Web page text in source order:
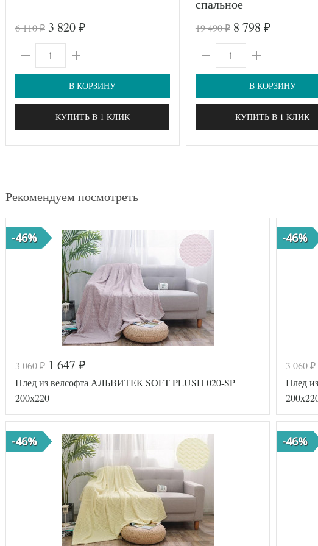
6 110₽ 3 820 ₽
В КОРЗИНУ
КУПИТЬ В 1 КЛИК
спальное
19 490₽ 8 798 ₽
В КОРЗИНУ
КУПИТЬ В 1 КЛИК
Рекомендуем посмотреть
-46%
3 060₽ 1 647 ₽
Плед из велсофта АЛЬВИТЕК SOFT PLUSH 020-SP
200х220
-46%
3 060₽
Плед
-46% -46%